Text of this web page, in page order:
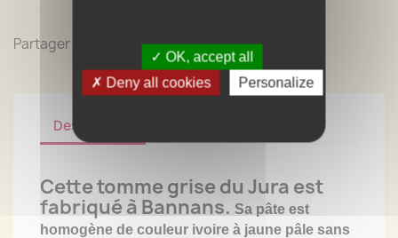
Partager
Description
Cette tomme grise du Jura est
fabriqué à Bannans. Sa pâte est
homogène de couleur ivoire à jaune pâle sans
OK, accept all
Deny all cookies
Personalize